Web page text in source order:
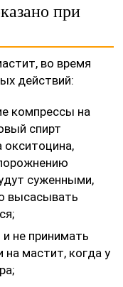
при
во время
действий:
компрессы на
спирт
суженными,
высасывать
не принимать
на мастит, когда у